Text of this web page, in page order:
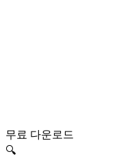
무료 다운로드
🔍